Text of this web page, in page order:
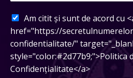
Am citit și sunt de acord cu
href="https://
confidentialitate/"
style="color:#2d77b9;">Politica
Confidențialitate</a>